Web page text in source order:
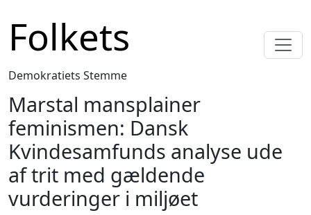
Folkets
Demokratiets Stemme
Marstal mansplainer
feminismen: Dansk
Kvindesamfunds analyse ude
af trit med gældende
vurderinger i miljøet